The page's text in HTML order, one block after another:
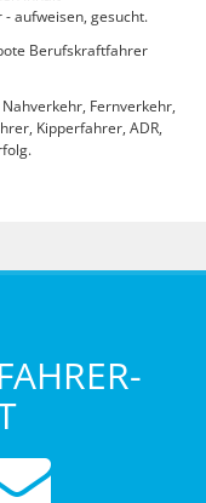
aufweisen, gesucht.
Berufskraftfahrer
Fernverkehr,
Kipperfahrer, ADR,